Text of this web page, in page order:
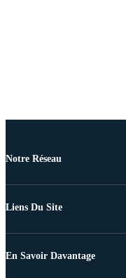
Notre Réseau
Liens Du Site
En Savoir Davantage